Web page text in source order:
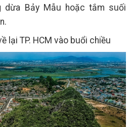
dừa Bảy Mẫu hoặc tắm suối
lại TP. HCM vào buổi chiều